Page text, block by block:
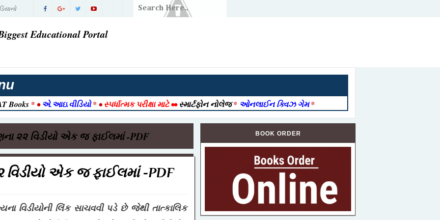
|
ગઈ
2026
આવી ગઈ
|
) ભરતી
નમૂનો
Detail
Educational Portal
Books * •એ.આઇ.વીડિયો* •સ્પર્ધાત્મક પરીક્ષા માટે••સ્માર્ટફોન નોલેજ* ઓનલાઈન ક્વિઝ ગેમ*
૨૨ વિડીયો એક જ ફાઈલમાં -PDF
વિડીયો એક જ ફાઈલમાં -PDF
વિડીયોની લિંક સાચવવી પડે છે જેથી તાત્કાલિક
BOOK ORDER